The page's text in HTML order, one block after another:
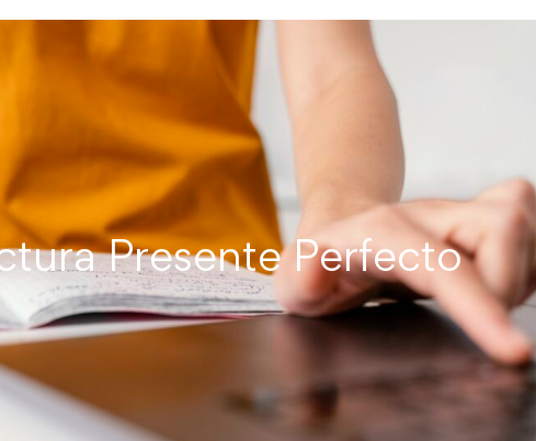
Presente Perfecto